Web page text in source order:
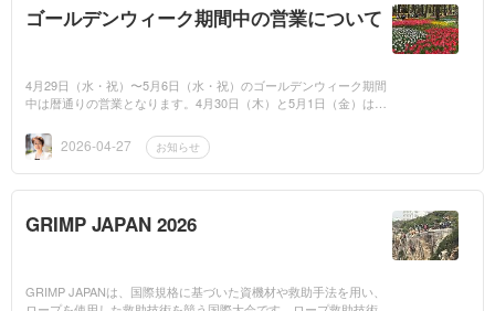
ゴールデンウィーク期間中の営業について
4月29日（水・祝）〜5月6日（水・祝）のゴールデンウィーク期間
中は暦通りの営業となります。4月30日（木）と5月1日（金）は通
かけいたします...
2026-04-27 お知らせ
GRIMP JAPAN 2026
GRIMP JAPANは、国際規格に基づいた資機材や救助手法を用い、